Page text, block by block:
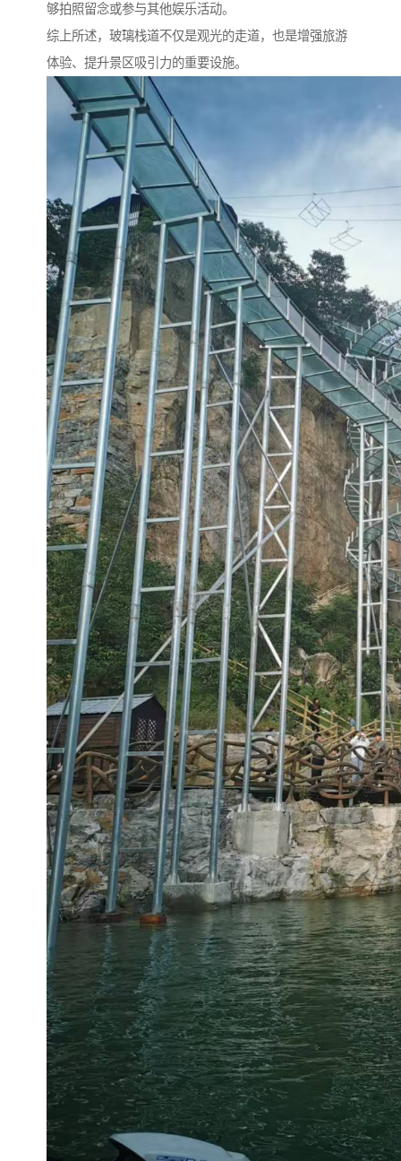
够拍照留念或参与其他娱乐活动。
综上所述，玻璃栈道不仅是观光的走道，也是增强旅游
体验、提升景区吸引力的重要设施。